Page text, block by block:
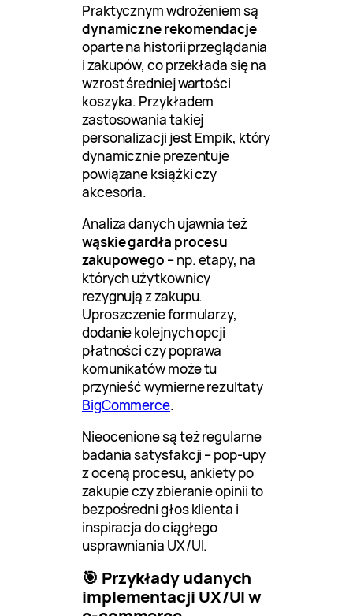
Praktycznym wdrożeniem są
dynamiczne rekomendacje
oparte na historii przeglądania
i zakupów, co przekłada się na
wzrost średniej wartości
koszyka. Przykładem
zastosowania takiej
personalizacji jest Empik, który
dynamicznie prezentuje
powiązane książki czy
akcesoria.
Analiza danych ujawnia też
wąskie gardła procesu
zakupowego – np. etapy, na
których użytkownicy
rezygnują z zakupu.
Uproszczenie formularzy,
dodanie kolejnych opcji
płatności czy poprawa
komunikatów może tu
przynieść wymierne rezultaty
BigCommerce.
Nieocenione są też regularne
badania satysfakcji – pop-upy
z oceną procesu, ankiety po
zakupie czy zbieranie opinii to
bezpośredni głos klienta i
inspiracja do ciągłego
usprawniania UX/UI.
🎯 Przykłady udanych
implementacji UX/UI w